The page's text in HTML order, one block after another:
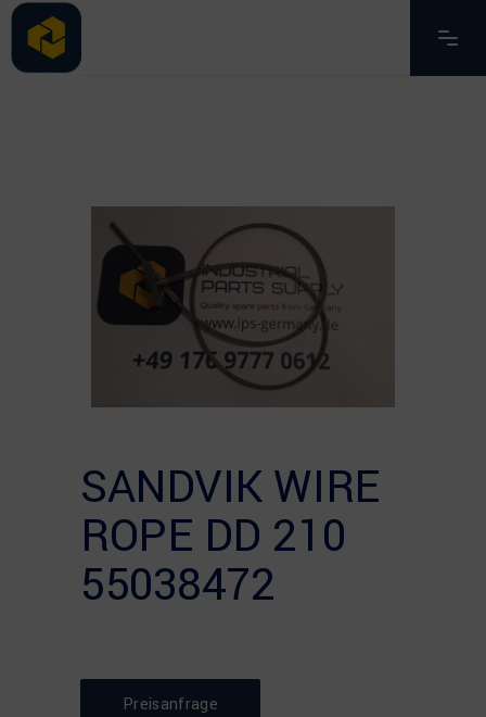
SANDVIK WIRE
ROPE DD 210
55038472
Preisanfrage